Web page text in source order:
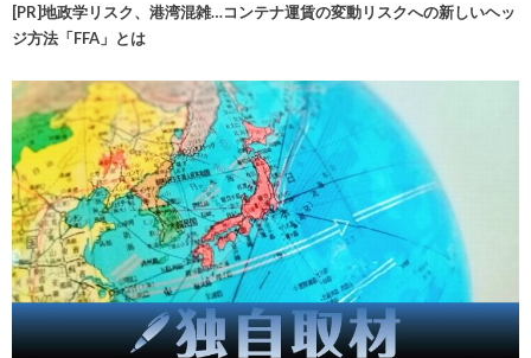
[PR]地政学リスク、港湾混雑…コンテナ運賃の変動リスクへの新しいヘッ
ジ方法「FFA」とは